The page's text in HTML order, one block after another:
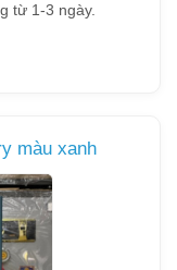
từ 1-3 ngày.
màu xanh